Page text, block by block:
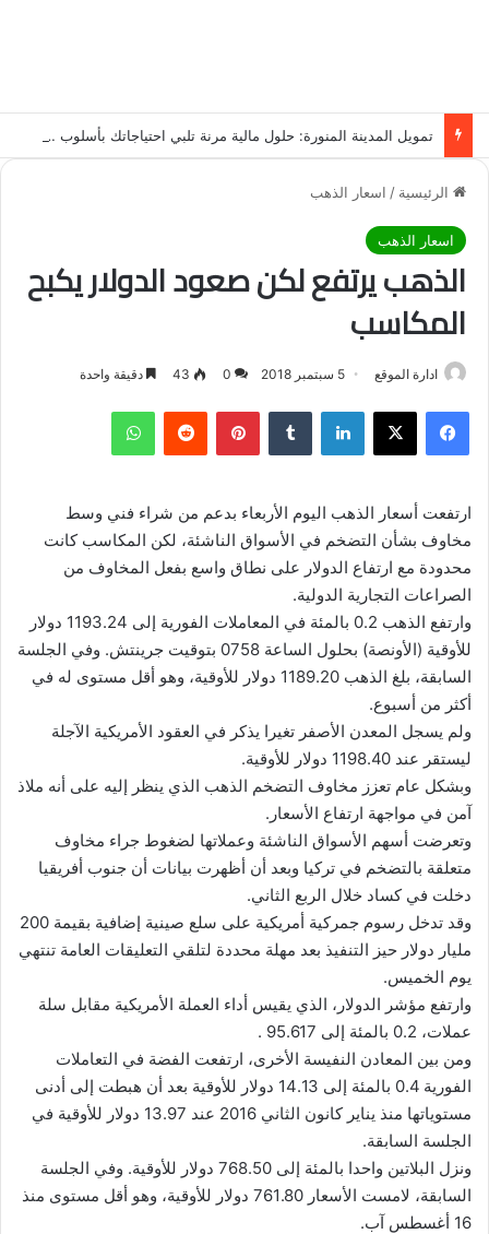
تمويل المدينة المنورة: حلول مالية مرنة تلبي احتياجاتك بأسلوب عصري وآمن
الرئيسية / اسعار الذهب
اسعار الذهب
الذهب يرتفع لكن صعود الدولار يكبح
المكاسب
ادارة الموقع 5 سبتمبر 2018 0
43 دقيقة واحدة
فيسبوك لينكدإن بينتيريست
ارتفعت أسعار الذهب اليوم الأربعاء بدعم من شراء فني وسط
مخاوف بشأن التضخم في الأسواق الناشئة، لكن المكاسب كانت
محدودة مع ارتفاع الدولار على نطاق واسع بفعل المخاوف من
الصراعات التجارية الدولية.
وارتفع الذهب 0.2 بالمئة في المعاملات الفورية إلى 1193.24 دولار
للأوقية (الأونصة) بحلول الساعة 0758 بتوقيت جرينتش. وفي الجلسة
السابقة، بلغ الذهب 1189.20 دولار للأوقية، وهو أقل مستوى له في
أكثر من أسبوع.
ولم يسجل المعدن الأصفر تغيرا يذكر في العقود الأمريكية الآجلة
ليستقر عند 1198.40 دولار للأوقية.
وبشكل عام تعزز مخاوف التضخم الذهب الذي ينظر إليه على أنه ملاذ
آمن في مواجهة ارتفاع الأسعار.
وتعرضت أسهم الأسواق الناشئة وعملاتها لضغوط جراء مخاوف
متعلقة بالتضخم في تركيا وبعد أن أظهرت بيانات أن جنوب أفريقيا
دخلت في كساد خلال الربع الثاني.
وقد تدخل رسوم جمركية أمريكية على سلع صينية إضافية بقيمة 200
مليار دولار حيز التنفيذ بعد مهلة محددة لتلقي التعليقات العامة تنتهي
يوم الخميس.
وارتفع مؤشر الدولار، الذي يقيس أداء العملة الأمريكية مقابل سلة
عملات، 0.2 بالمئة إلى 95.617 .
ومن بين المعادن النفيسة الأخرى، ارتفعت الفضة في التعاملات
الفورية 0.4 بالمئة إلى 14.13 دولار للأوقية بعد أن هبطت إلى أدنى
مستوياتها منذ يناير كانون الثاني 2016 عند 13.97 دولار للأوقية في
الجلسة السابقة.
ونزل البلاتين واحدا بالمئة إلى 768.50 دولار للأوقية. وفي الجلسة
السابقة، لامست الأسعار 761.80 دولار للأوقية، وهو أقل مستوى منذ
16 أغسطس آب.